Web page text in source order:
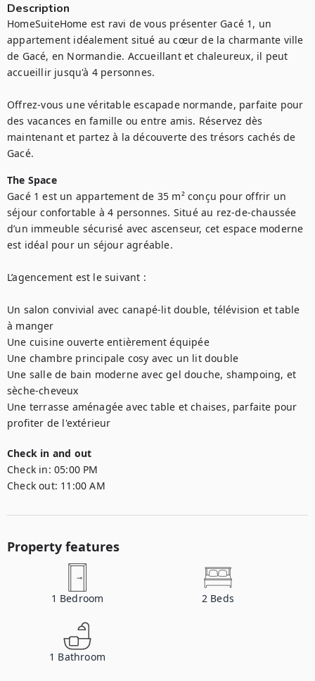
Description
HomeSuiteHome est ravi de vous présenter Gacé 1, un
appartement idéalement situé au cœur de la charmante ville
de Gacé, en Normandie. Accueillant et chaleureux, il peut
accueillir jusqu'à 4 personnes.
Offrez-vous une véritable escapade normande, parfaite pour
des vacances en famille ou entre amis. Réservez dès
maintenant et partez à la découverte des trésors cachés de
Gacé.
The Space
Gacé 1 est un appartement de 35 m² conçu pour offrir un
séjour confortable à 4 personnes. Situé au rez-de-chaussée
d’un immeuble sécurisé avec ascenseur, cet espace moderne
est idéal pour un séjour agréable.
L’agencement est le suivant :
Un salon convivial avec canapé-lit double, télévision et table
à manger
Une cuisine ouverte entièrement équipée
Une chambre principale cosy avec un lit double
Une salle de bain moderne avec gel douche, shampoing, et
sèche-cheveux
Une terrasse aménagée avec table et chaises, parfaite pour
profiter de l'extérieur
Check in and out
Check in: 05:00 PM
Check out: 11:00 AM
Property features
1 Bedroom 2 Beds
1 Bathroom